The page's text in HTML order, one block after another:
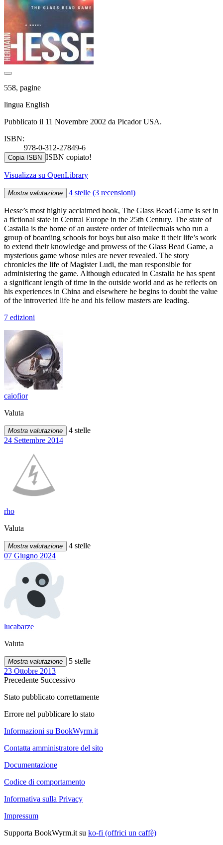
558, pagine
lingua English
Pubblicato il 11 Novembre 2002 da Picador USA.
ISBN:
978-0-312-27849-6
Copia ISBN ISBN copiato!
Visualizza su OpenLibrary
Mostra valutazione 4 stelle (3 recensioni)
Hesse’s most highly acclaimed book, The Glass Bead Game is set in
a fictional state in Central Europe in the 25th Century. The state of
Castalia is the home of an austere order of intellectuals who run a
group of boarding schools for boys but also make it their life’s work
to extend their knowledge and prowess of the Glass Bead Game, a
mysterious game whose rules are never revealed. The story
chronicles the life of Magister Ludi, the man responsible for
administering the game. Although educated in Castalia he has spent
a significant length of time in the outside world and as he reflects on
his experiences in China and elsewhere he begins to doubt the value
of the introverted life he and his fellow masters are leading.
7 edizioni
caiofior
Valuta
Mostra valutazione
4 stelle
24 Settembre 2014
rho
Valuta
Mostra valutazione
4 stelle
07 Giugno 2024
lucabarze
Valuta
Mostra valutazione
5 stelle
23 Ottobre 2013
Precedente Successivo
Stato pubblicato correttamente
Errore nel pubblicare lo stato
Informazioni su BookWyrm.it
Contatta amministratore del sito
Documentazione
Codice di comportamento
Informativa sulla Privacy
Impressum
Supporta BookWyrm.it su ko-fi (offrici un caffè)